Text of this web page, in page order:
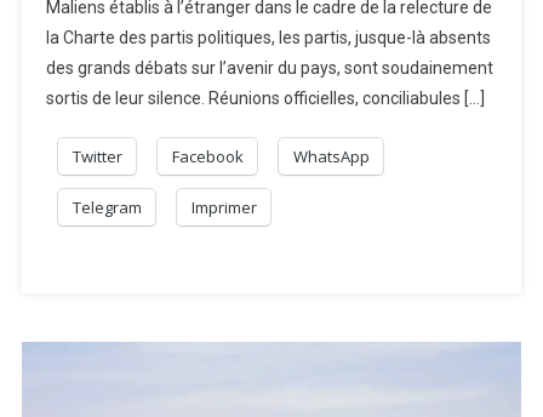
Maliens établis à l’étranger dans le cadre de la relecture de
la Charte des partis politiques, les partis, jusque-là absents
des grands débats sur l’avenir du pays, sont soudainement
sortis de leur silence. Réunions officielles, conciliabules […]
Twitter Facebook WhatsApp
Telegram Imprimer